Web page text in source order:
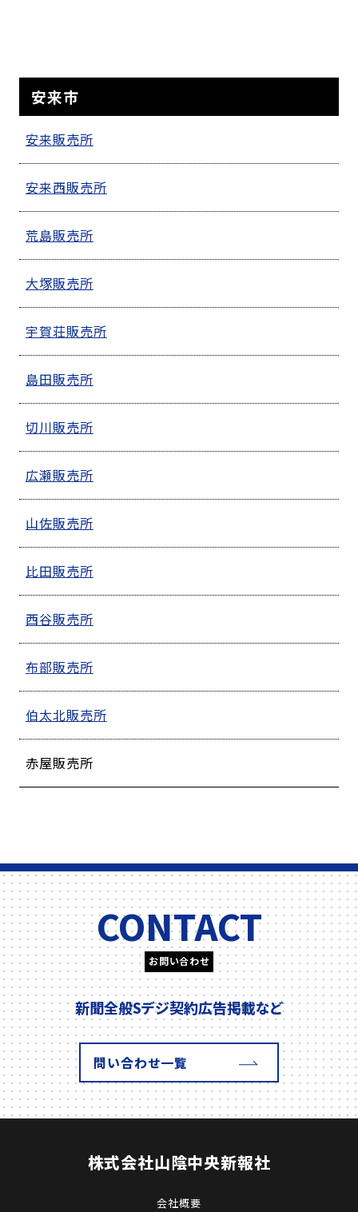
安来市
安来販売所
安来西販売所
荒島販売所
大塚販売所
宇賀荘販売所
島田販売所
切川販売所
広瀬販売所
山佐販売所
比田販売所
西谷販売所
布部販売所
伯太北販売所
赤屋販売所
CONTACT
お問い合わせ
新聞全般Sデジ契約広告掲載など
問い合わせ一覧
株式会社山陰中央新報社
会社概要